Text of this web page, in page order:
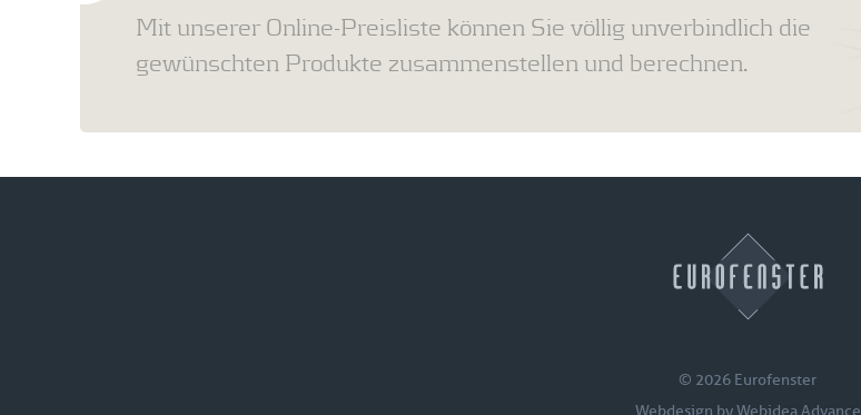
Mit unserer Online-Preisliste können Sie völlig unverbindlich die
gewünschten Produkte zusammenstellen und berechnen.
© 2026 Eurofenster
Webdesign byWebidea Advance